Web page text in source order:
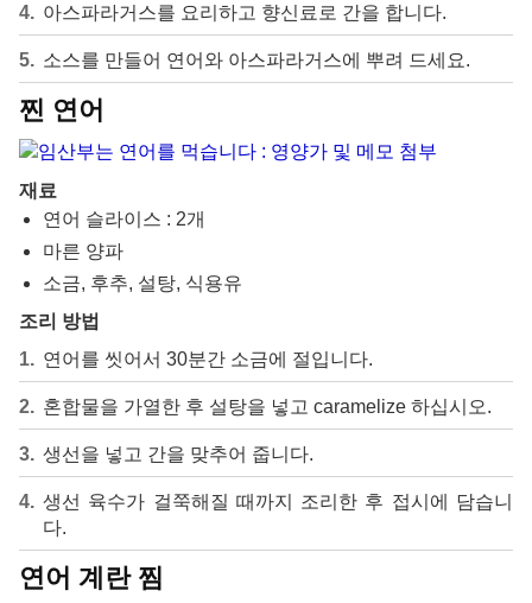
아스파라거스를 요리하고 향신료로 간을 합니다.
소스를 만들어 연어와 아스파라거스에 뿌려 드세요.
찐 연어
재료
연어 슬라이스 : 2개
마른 양파
소금, 후추, 설탕, 식용유
조리 방법
연어를 씻어서 30분간 소금에 절입니다.
혼합물을 가열한 후 설탕을 넣고 caramelize 하십시오.
생선을 넣고 간을 맞추어 줍니다.
생선 육수가 걸쭉해질 때까지 조리한 후 접시에 담습니
다.
연어 계란 찜